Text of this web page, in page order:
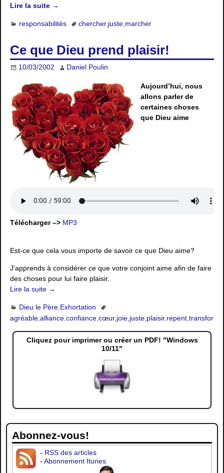
Lire la suite →
responsabilités chercher, juste, marcher
Ce que Dieu prend plaisir!
10/03/2002 Daniel Poulin
Aujourd’hui, nous
allons parler de
certaines choses
que Dieu aime
Télécharger –> MP3
Est-ce que cela vous importe de savoir ce que Dieu aime?
J’apprends à considérer ce que votre conjoint aime afin de faire
des choses pour lui faire plaisir.
Lire la suite →
Dieu le Père, Exhortation
agréable ,alliance ,confiance ,cœur, joie juste plaisir, repent ,
Cliquez pour imprimer ou créer un PDF! "Windows
10/11"
Abonnez-vous!
- RSS des articles
-Abonnement Itunes